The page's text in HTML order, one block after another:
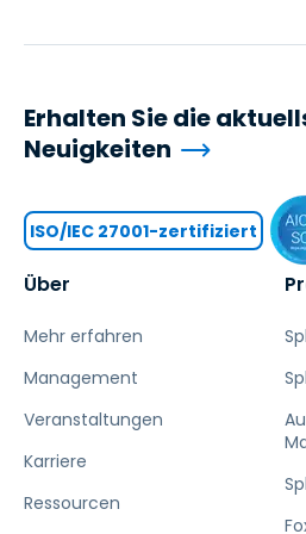
Über
Mehr erfahren
Management
Veranstaltungen
Karriere
Ressourcen
Erhalten Sie die
Neuigkeiten
ISO/IEC 27001-zertifiziert